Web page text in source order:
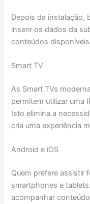
Depois da instalação,
inserir os dados da
conteúdos
Smart TV
As Smart TVs
permitem utilizar uma
Isto elimina a
cria uma experiência
Android e iOS
Quem prefere assistir
smartphones e
acompanhar